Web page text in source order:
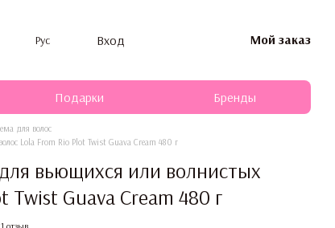
Рус Вход Мой заказ
Подарки Бренды
для волос
Lola From Rio Plot Twist Guava Cream 480 г
вьющихся или волнистых
Twist Guava Cream 480 г